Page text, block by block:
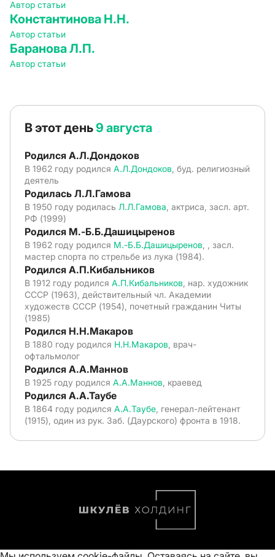
Автор статьи
Константинова Н.Н.
Автор статьи
Баранова Л.П.
Автор статьи
В этот день9 августа
Родился А.Л.Дондоков
В 1962 году родился А.Л.Дондоков , буд. религиозный
деятель
Родилась Л.Л.Гамова
В 1950 году родилась Л.Л.Гамова , актриса, засл. арт.
РФ (1999)
Родился М.-Б.Б.Дашицыренов
В 1962 году родился М.-Б.Б.Дашицыренов , , засл.
мастер спорта по стрельбе из лука (1984).
Родился А.П.Кибальников
В 1912 году родился А.П.Кибальников , нар. художник
СССР (1963), действительный чл. Академии
художеств СССР (1954), почетный гражданин Читы
(1985)
Родился Н.Н.Макаров
В 1880 году родился Н.Н.Макаров , врач-
офтальмолог
Родился А.А.Маннов
В 1925 году родился А.А.Маннов , краевед
Родился А.А.Таубе
В 1864 году родился А.А.Таубе , генерал-лейтенант
(1915), один из рук. Заб. (Даурского) фронта в 1918.